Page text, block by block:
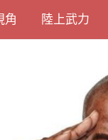
角 陸上武力